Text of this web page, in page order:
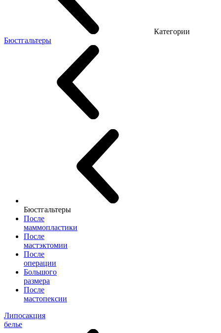
Категории
Бюстгальтеры
Бюстгальтеры
После
маммопластики
После
мастэктомии
После
операции
Большого
размера
После
мастопексии
Липосакция
белье